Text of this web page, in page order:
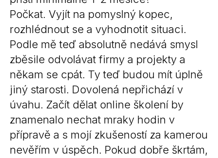
Počkat. Vyjít na pomyslný kopec,
rozhlédnout se a vyhodnotit situaci.
Podle mě teď absolutně nedává smysl
zběsile odvolávat firmy a projekty a
někam se cpát. Ty teď budou mít úplně
jiný starosti. Dovolená nepřichází v
úvahu. Začít dělat online školení by
znamenalo nechat mraky hodin v
přípravě a s mojí zkušeností za kamerou
nevěřím v úspěch. Pokud dobře škrtám,